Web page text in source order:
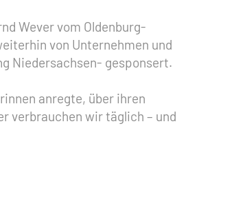
Wever vom Oldenburg-
von Unternehmen und
Niedersachsen- gesponsert.
anregte, über ihren
verbrauchen wir täglich – und